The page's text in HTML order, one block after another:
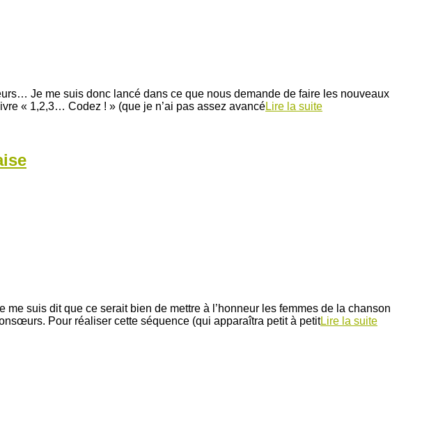
Je me suis donc lancé dans ce que nous demande de faire les nouveaux
« 1,2,3… Codez ! » (que je n’ai pas assez avancéLire la suite
suis dit que ce serait bien de mettre à l’honneur les femmes de la chanson
Pour réaliser cette séquence (qui apparaîtra petit à petitLire la suite